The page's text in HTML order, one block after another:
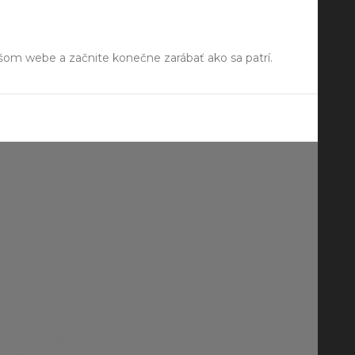
webe a začnite konečne zarábať ako sa patrí.